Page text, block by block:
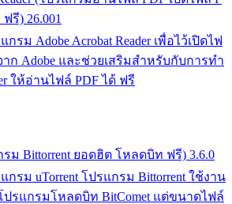
รี) 26.001
รม Adobe Acrobat Reader เพื่อไว้เปิดไฟ
าก Adobe และช่วยเสริมสำหรับกับการทำ
ให้อ่านไฟล์ PDF ได้ ฟรี
รม Bittorrent ยอดฮิต โหลดบิท ฟรี) 3.6.0
รม uTorrent โปรแกรม Bittorrent ใช้งาน
ปรแกรมโหลดบิท BitComet แต่ขนาดไฟล์